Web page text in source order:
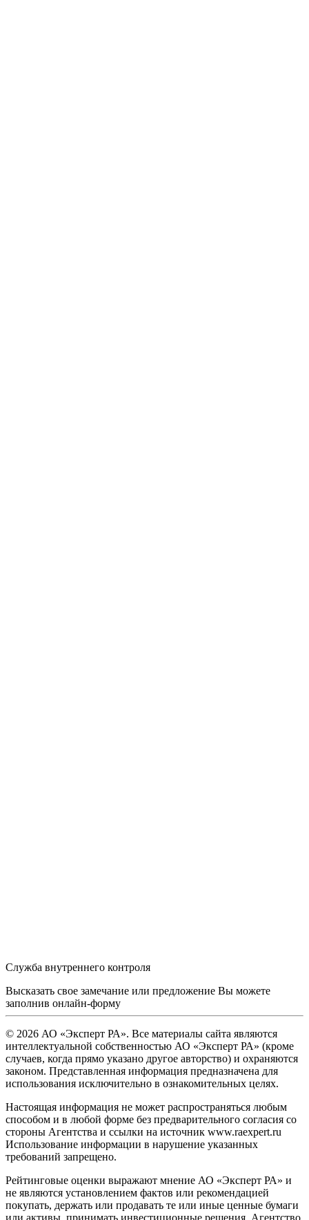
Служба внутреннего контроля
Высказать свое замечание или предложение Вы можете
заполнив онлайн-форму
© 2026 АО «Эксперт РА». Все материалы сайта являются
интеллектуальной собственностью АО «Эксперт РА» (кроме
случаев, когда прямо указано другое авторство) и охраняются
законом. Представленная информация предназначена для
использования исключительно в ознакомительных целях.
Настоящая информация не может распространяться любым
способом и в любой форме без предварительного согласия со
стороны Агентства и ссылки на источник www.raexpert.ru
Использование информации в нарушение указанных
требований запрещено.
Рейтинговые оценки выражают мнение АО «Эксперт РА» и
не являются установлением фактов или рекомендацией
покупать, держать или продавать те или иные ценные бумаги